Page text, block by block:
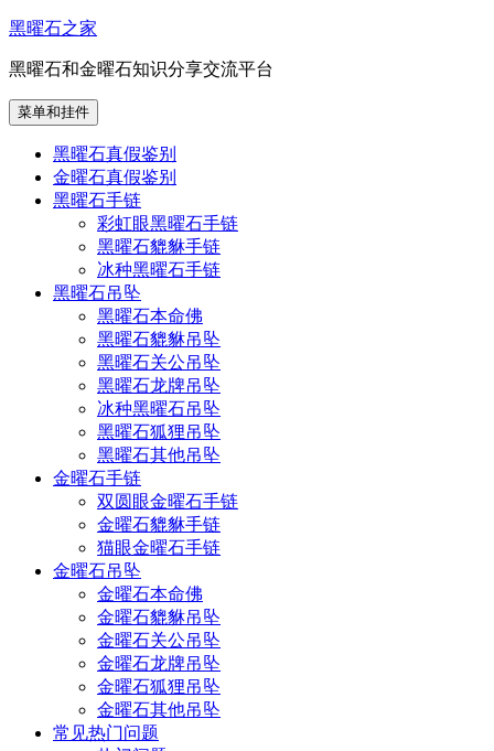
跳
内
容
黑曜石之家
黑曜石和金曜石知识分享交流平台
菜单和挂件
黑曜石真假鉴别
金曜石真假鉴别
黑曜石手链
彩虹眼黑曜石手链
黑曜石貔貅手链
冰种黑曜石手链
黑曜石吊坠
黑曜石本命佛
黑曜石貔貅吊坠
黑曜石关公吊坠
黑曜石龙牌吊坠
冰种黑曜石吊坠
黑曜石狐狸吊坠
黑曜石其他吊坠
金曜石手链
双圆眼金曜石手链
金曜石貔貅手链
猫眼金曜石手链
金曜石吊坠
金曜石本命佛
金曜石貔貅吊坠
金曜石关公吊坠
金曜石龙牌吊坠
金曜石狐狸吊坠
金曜石其他吊坠
常见热门问题